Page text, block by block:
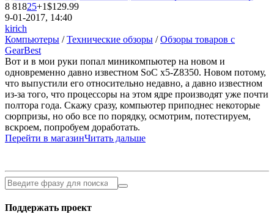
8 81825+1$129.99
9-01-2017, 14:40
kirich
Компьютеры /Технические обзоры /Обзоры товаров с
GearBest
Вот и в мои руки попал миникомпьютер на новом и
одновременно давно известном SoC x5-Z8350. Новом потому,
что выпустили его относительно недавно, а давно известном
из-за того, что процессоры на этом ядре производят уже почти
полтора года. Скажу сразу, компьютер приподнес некоторые
сюрпризы, но обо все по порядку, осмотрим, потестируем,
вскроем, попробуем доработать.
Перейти в магазинЧитать дальше
Поддержать проект